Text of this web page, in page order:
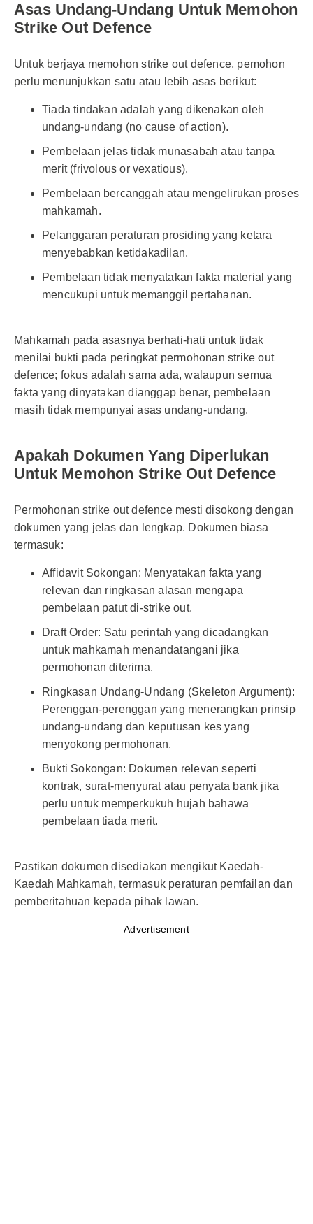
Asas Undang-Undang Untuk Memohon
Strike Out Defence
Untuk berjaya memohon strike out defence, pemohon
perlu menunjukkan satu atau lebih asas berikut:
Tiada tindakan adalah yang dikenakan oleh
undang-undang (no cause of action).
Pembelaan jelas tidak munasabah atau tanpa
merit (frivolous or vexatious).
Pembelaan bercanggah atau mengelirukan proses
mahkamah.
Pelanggaran peraturan prosiding yang ketara
menyebabkan ketidakadilan.
Pembelaan tidak menyatakan fakta material yang
mencukupi untuk memanggil pertahanan.
Mahkamah pada asasnya berhati-hati untuk tidak
menilai bukti pada peringkat permohonan strike out
defence; fokus adalah sama ada, walaupun semua
fakta yang dinyatakan dianggap benar, pembelaan
masih tidak mempunyai asas undang-undang.
Apakah Dokumen Yang Diperlukan
Untuk Memohon Strike Out Defence
Permohonan strike out defence mesti disokong dengan
dokumen yang jelas dan lengkap. Dokumen biasa
termasuk:
Affidavit Sokongan: Menyatakan fakta yang
relevan dan ringkasan alasan mengapa
pembelaan patut di-strike out.
Draft Order: Satu perintah yang dicadangkan
untuk mahkamah menandatangani jika
permohonan diterima.
Ringkasan Undang-Undang (Skeleton Argument):
Perenggan-perenggan yang menerangkan prinsip
undang-undang dan keputusan kes yang
menyokong permohonan.
Bukti Sokongan: Dokumen relevan seperti
kontrak, surat-menyurat atau penyata bank jika
perlu untuk memperkukuh hujah bahawa
pembelaan tiada merit.
Pastikan dokumen disediakan mengikut Kaedah-
Kaedah Mahkamah, termasuk peraturan pemfailan dan
pemberitahuan kepada pihak lawan.
Advertisement